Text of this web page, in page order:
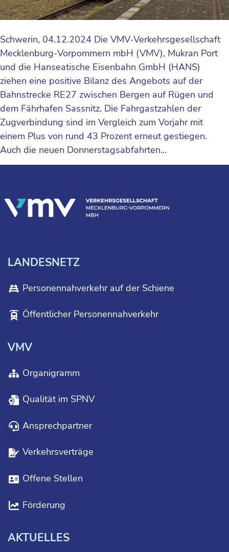
Schwerin, 04.12.2024 Die VMV-Verkehrsgesellschaft
Mecklenburg-Vorpommern mbH (VMV), Mukran Port
und die Hanseatische Eisenbahn GmbH (HANS)
ziehen eine positive Bilanz des Angebots auf der
Bahnstrecke RE27 zwischen Bergen auf Rügen und
dem Fährhafen Sassnitz. Die Fahrgastzahlen der
Zugverbindung sind im Vergleich zum Vorjahr mit
einem Plus von rund 43 Prozent erneut gestiegen.
Auch die neuen Donnerstagsabfahrten…
LANDESNETZ
Personennahverkehr auf der Schiene
Öffentlicher Personennahverkehr
VMV
Organigramm
Qualität im SPNV
Ansprechpartner
Verkehrsverträge
Offene Stellen
Förderung
AKTUELLES